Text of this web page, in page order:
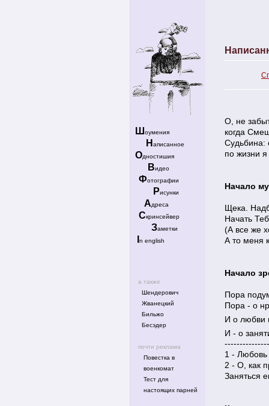
Ш оумения
Н аписанное
Одностишия
Видео
Фотографии
Рисунки
Адреса
Скринсейвер
Заметки
n english
а также
Шендерович
Жванецкий
Бильжо
Бесэдер
почти реклама
Повестка в
военкомат
Тест для
настоящих парней
О, не
когда
Судьбина:
по жизни
Начало
Щека.
Начать
(А все же
А то меня
Начало
Пора
Пора - о
И о любви
И - о
1 - Любовь
2 - О, как
Заняться